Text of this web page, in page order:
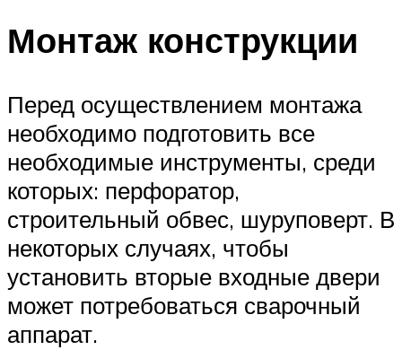
Монтаж конструкции
Перед осуществлением монтажа
необходимо подготовить все
необходимые инструменты, среди
которых: перфоратор,
строительный обвес, шуруповерт. В
некоторых случаях, чтобы
установить вторые входные двери
может потребоваться сварочный
аппарат.